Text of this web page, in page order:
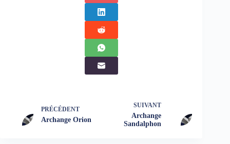
PRÉCÉDENT
Archange Orion
SUIVANT
Archange
Sandalphon